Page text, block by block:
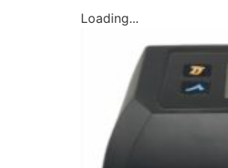
Loading...